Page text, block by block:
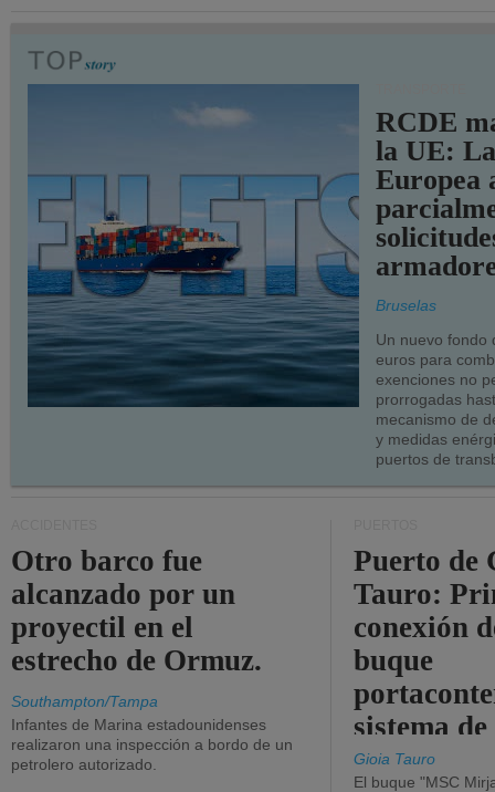
RCDE
la UE:
Europea
Bruselas
Un nuevo fondo
euros para
exenciones no
prorrogadas
mecanismo de
y medidas
puertos de
Otro barco fue
alcanzado por un
proyectil en el
estrecho de Ormuz.
Southampton/Tampa
Infantes de Marina estadounidenses
realizaron una inspección a bordo de un
petrolero autorizado.
Puerto de
Tauro:
conexión
buque
sistema
la red
Gioia Tauro
El buque "MSC